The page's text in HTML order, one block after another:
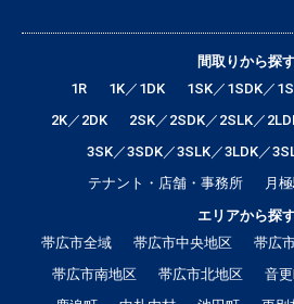
間取りから探
1R
1K／1DK
1SK／1SDK／
2K／2DK
2SK／2SDK／2SLK／
3SK／3SDK／3SLK／3LDK／
テナント・店舗・事務所
月
エリアから探
帯広市全域
帯広市中央地区 帯広
帯広市南地区
帯広市北地区 音